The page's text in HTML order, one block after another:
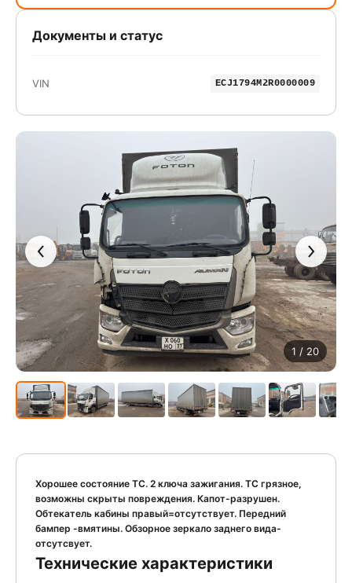
1 / 20
Хорошее состояние ТС. 2 ключа зажигания. ТС грязное,
возможны скрыты повреждения. Капот-разрушен.
Обтекатель кабины правый=отсутствует. Передний
бампер -вмятины. Обзорное зеркало заднего вида-
отсутсвует.
Технические характеристики
Документы и статус
VIN ECJ1794M2R0000009